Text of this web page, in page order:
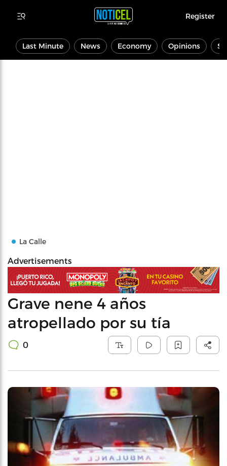
Register
Last Minute News Economy Opinions
La Calle
Advertisements
Grave nene 4 años
atropellado por su tía
0